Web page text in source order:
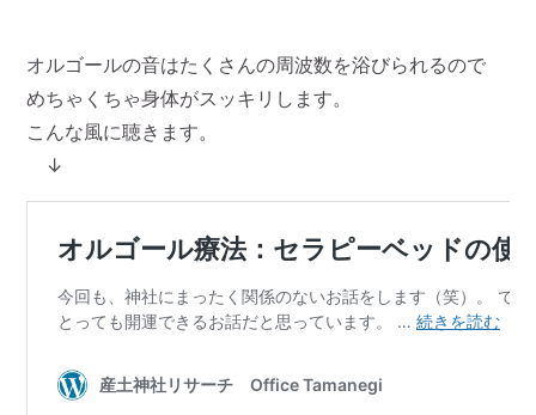
オルゴールの音はたくさんの周波数を浴びられるので
めちゃくちゃ身体がスッキリします。
こんな風に聴きます。
↓